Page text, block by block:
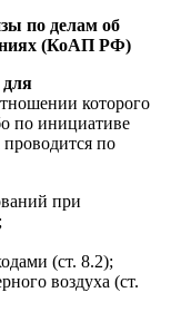
по делам об
(КоАП РФ)
для
которого
по инициативе
по
при
(ст. 8.2);
воздуха (ст.